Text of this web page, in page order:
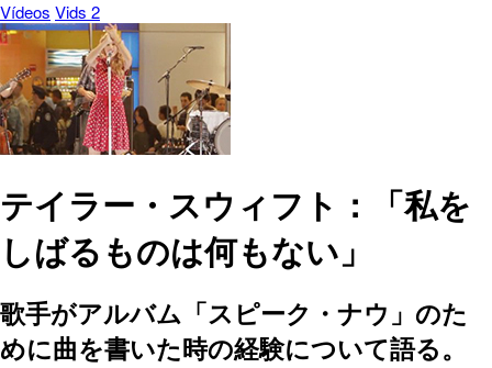
Vídeos Vids 2
テイラー・スウィフト：「私を
しばるものは何もない」
歌手がアルバム「スピーク・ナウ」のた
めに曲を書いた時の経験について語る。